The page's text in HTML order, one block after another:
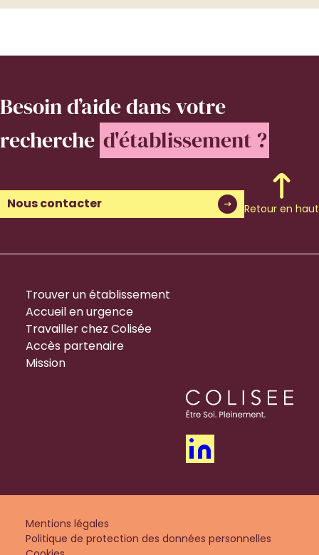
Besoin d’aidedans votre
recherche d'établissement ?
Nous contacter Retour en haut
Trouver un établissement
Accueil en urgence
Travailler chez Colisée
Accès partenaire
Mission
Mentions légales
Politique de protection des données personnelles